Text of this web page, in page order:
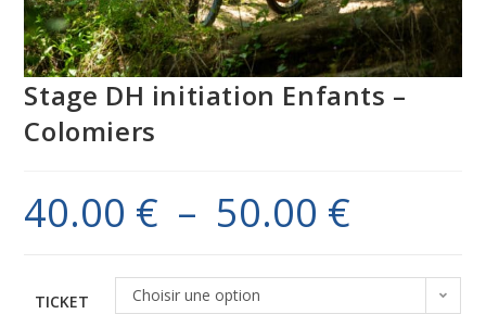
Stage DH initiation Enfants –
Colomiers
40.00 € – 50.00 €
TICKET Choisir une option